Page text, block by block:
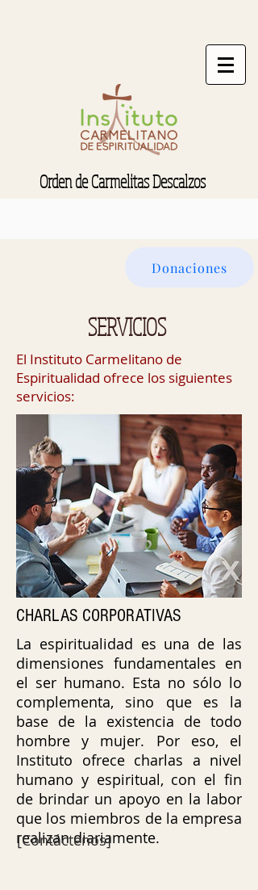
Orden de Carmelitas Descalzos
Donaciones
SERVICIOS
El Instituto Carmelitano de
Espiritualidad ofrece los siguientes
servicios:
CHARLAS CORPORATIVAS
La espiritualidad es una de las
dimensiones fundamentales en
el ser humano. Esta no sólo lo
complementa, sino que es la
base de la existencia de todo
hombre y mujer. Por eso, el
Instituto ofrece charlas a nivel
humano y espiritual, con el fin
de brindar un apoyo en la labor
que los miembros de la empresa
realizan diariamente.
[Contáctenos]